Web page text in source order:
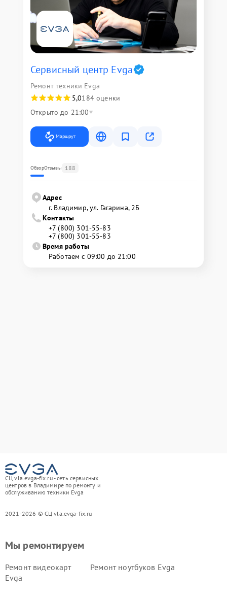
Сервисный центр Evga
Ремонт техники Evga
5,0184 оценки
Открыто до 21:00
Маршрут
ОбзорОтзывы 188
Адрес
г. Владимир, ул. Гагарина, 2Б
Контакты
+7 (800) 301-55-83
+7 (800) 301-55-83
Время работы
Работаем с 09:00 до 21:00
СЦ vla.evga-fix.ru - сеть сервисных
центров в Владимире по ремонту и
обслуживанию техники Evga
2021-2026 © СЦ vla.evga-fix.ru
Мы ремонтируем
Ремонт видеокарт
Evga
Ремонт ноутбуков Evga